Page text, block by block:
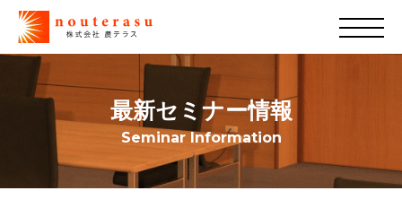
最新セミナー情報
Seminar Information